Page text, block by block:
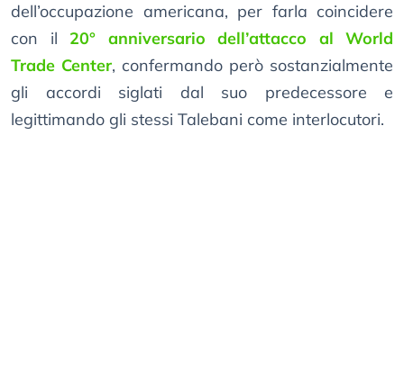
dell’occupazione americana, per farla coincidere
con il 20° anniversario dell’attacco al World
Trade Center, confermando però sostanzialmente
gli accordi siglati dal suo predecessore e
legittimando gli stessi Talebani come interlocutori.